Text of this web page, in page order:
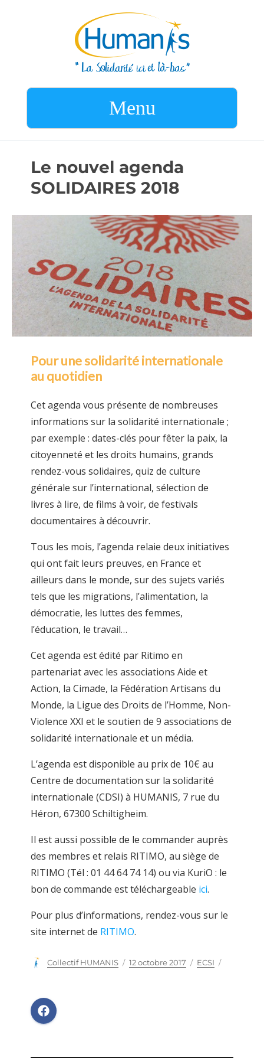
Menu
Le nouvel agenda
SOLIDAIRES 2018
Pour une solidarité internationale
au quotidien
Cet agenda vous présente de nombreuses
informations sur la solidarité internationale ;
par exemple : dates-clés pour fêter la paix, la
citoyenneté et les droits humains, grands
rendez-vous solidaires, quiz de culture
générale sur l’international, sélection de
livres à lire, de films à voir, de festivals
documentaires à découvrir.
Tous les mois, l’agenda relaie deux initiatives
qui ont fait leurs preuves, en France et
ailleurs dans le monde, sur des sujets variés
tels que les migrations, l’alimentation, la
démocratie, les luttes des femmes,
l’éducation, le travail…
Cet agenda est édité par Ritimo en
partenariat avec les associations Aide et
Action, la Cimade, la Fédération Artisans du
Monde, la Ligue des Droits de l’Homme, Non-
Violence XXI et le soutien de 9 associations de
solidarité internationale et un média.
L’agenda est disponible au prix de 10€ au
Centre de documentation sur la solidarité
internationale (CDSI) à HUMANIS, 7 rue du
Héron, 67300 Schiltigheim.
Il est aussi possible de le commander auprès
des membres et relais RITIMO, au siège de
RITIMO (Tél : 01 44 64 74 14) ou via KuriO : le
bon de commande est téléchargeable ici.
Pour plus d’informations, rendez-vous sur le
site internet de RITIMO.
Auteur
Collectif HUMANIS
Publié
12 octobre 2017 Catégories
ECSI